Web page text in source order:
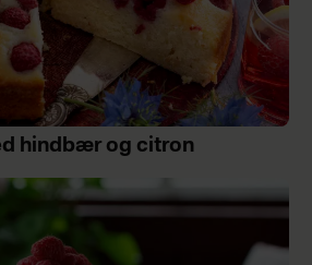
hindbær og citron